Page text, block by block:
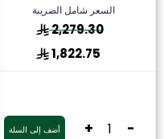
السعر شامل الضريبة
2,279.30
1,822.75
-
+ أضف إلى السلة